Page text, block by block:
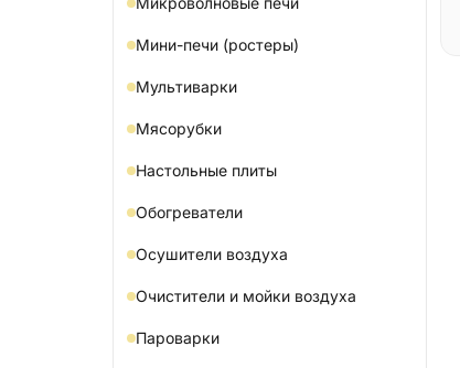
Мини-печи (ростеры)
Мультиварки
Мясорубки
Настольные плиты
Обогреватели
Осушители воздуха
Очистители и мойки воздуха
Пароварки